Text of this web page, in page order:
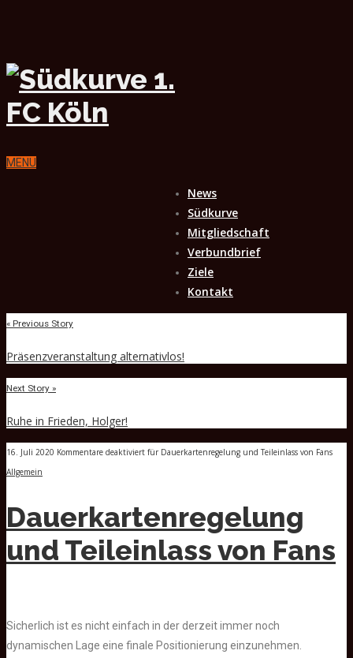
MENU
News
Südkurve
Mitgliedschaft
Verbundbrief
Ziele
Kontakt
« Previous Story
Präsenzveranstaltung alternativlos!
Next Story »
Ruhe in Frieden, Holger!
16. Juli 2020 Kommentare deaktiviert für Dauerkartenregelung und Teileinlass von Fans
Allgemein
Dauerkartenregelung
und Teileinlass von Fans
Sicherlich ist es nicht einfach in der derzeit immer noch
dynamischen Lage eine finale Positionierung einzunehmen.